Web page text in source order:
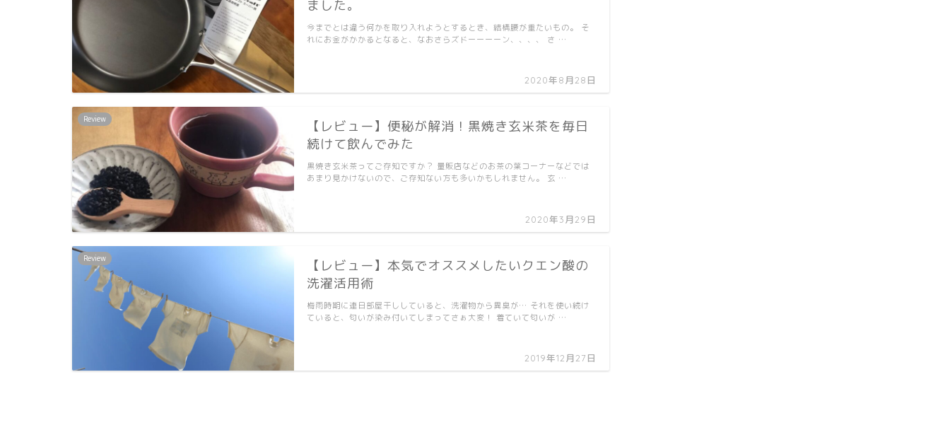
ました。
2020年8月28日
今までとは違う何かを取り入れようとするとき、結構腰が重たいもの。 そ
れにお金がかかるとなると、なおさらズドーーーーン、、、、 さ …
Review
【レビュー】便秘が解消！黒焼き玄米茶を毎日
続けて飲んでみた
2020年3月29日
黒焼き玄米茶ってご存知ですか？ 量販店などのお茶の葉コーナーなどでは
あまり見かけないので、ご存知ない方も多いかもしれません。 玄 …
Review
【レビュー】本気でオススメしたいクエン酸の
洗濯活用術
2019年12月27日
梅雨時期に連日部屋干ししていると、洗濯物から異臭が… それを使い続け
ていると、匂いが染み付いてしまってさぁ大変！ 着ていて匂いが …